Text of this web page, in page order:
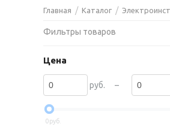
Главная / Каталог /
Фильтры товаров
Цена
руб. –
0руб.